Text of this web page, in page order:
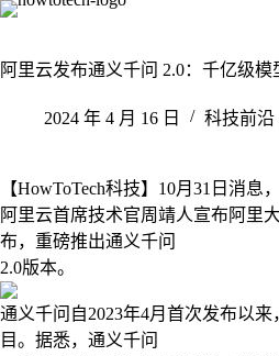
跳
内
阿里云发布通义千问 2.0：千亿级
2024 年 4 月 16 日 科技前沿
【HowToTech科技】10月31日消息
阿里云首席技术官周靖人宣布阿里
布，重磅推出通义千问
2.0版本。
通义千问自2023年4月首次发布以
目。据悉，通义千问